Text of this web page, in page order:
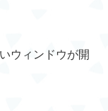
いウィンドウが開